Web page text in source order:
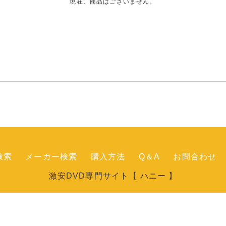
索 メーカー検索 購入方法 Q＆A お問合わせ
激安DVD専門サイト【 ハニー 】